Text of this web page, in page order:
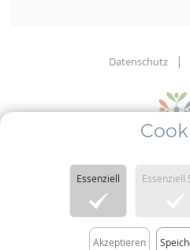
Datenschutz
entspannt
Essenziell Essenziell
Akzeptieren